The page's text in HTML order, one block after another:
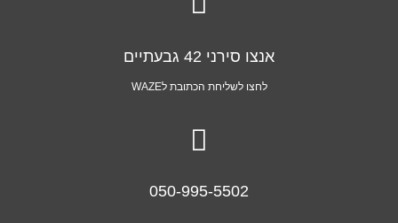
אנצו סירני 42 גבעתיים
לחצו לשליחת הכתובת לWAZE

050-995-5502